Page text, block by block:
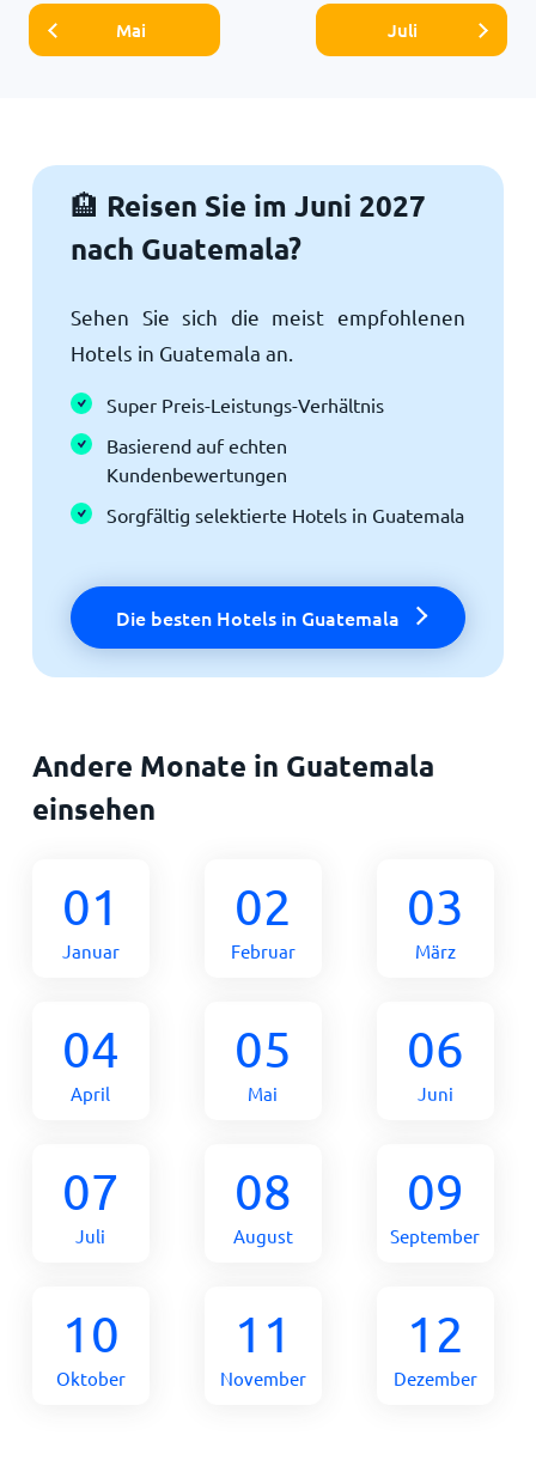
Mai Juli
🏨 Reisen Sie im Juni 2027
nach Guatemala?
Sehen Sie sich die meist empfohlenen
Hotels in Guatemala an.
Super Preis-Leistungs-Verhältnis
Basierend auf echten
Kundenbewertungen
Sorgfältig selektierte Hotels in Guatemala
Die besten Hotels in Guatemala
Andere Monate in Guatemala
einsehen
01
Januar
02
Februar
03
März
04
April
05
Mai
06
Juni
07
Juli
08
August
09
September
10
Oktober
11
November
12
Dezember